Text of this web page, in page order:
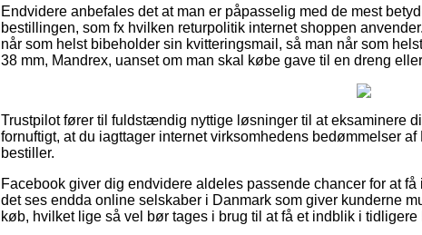
Endvidere anbefales det at man er påpasselig med de mest
bestillingen, som fx hvilken returpolitik internet shoppen
når som helst bibeholder sin kvitteringsmail, så man når som
38 mm, Mandrex, uanset om man skal købe gave til en dreng
Trustpilot fører til fuldstændig nyttige løsninger til at eksaminere
fornuftigt, at du iagttager internet virksomhedens bedømmelser
bestiller.
Facebook giver dig endvidere aldeles passende chancer for at
det ses endda online selskaber i Danmark som giver kunderne
køb, hvilket lige så vel bør tages i brug til at få et indblik i tidligere